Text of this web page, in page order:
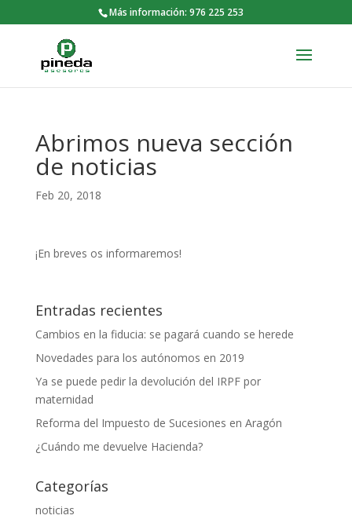
Más información: 976 225 253
Abrimos nueva sección
de noticias
Feb 20, 2018
¡En breves os informaremos!
Entradas recientes
Cambios en la fiducia: se pagará cuando se herede
Novedades para los autónomos en 2019
Ya se puede pedir la devolución del IRPF por
maternidad
Reforma del Impuesto de Sucesiones en Aragón
¿Cuándo me devuelve Hacienda?
Categorías
noticias